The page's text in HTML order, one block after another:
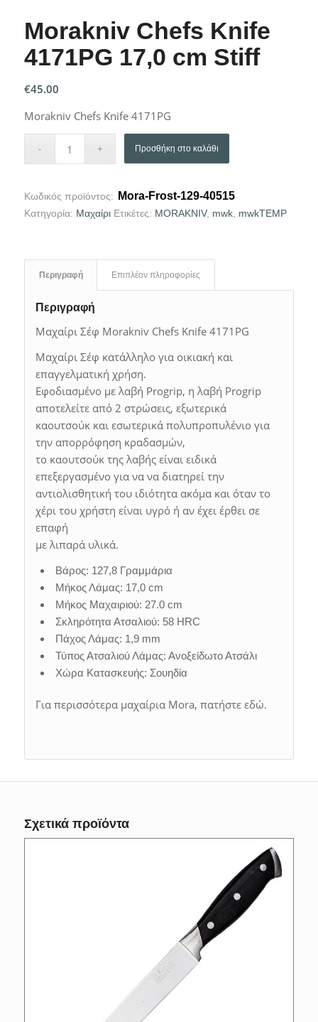
Morakniv Chefs Knife
4171PG 17,0 cm Stiff
€45.00
Morakniv Chefs Knife 4171PG
Προσθήκη στο καλάθι
Κωδικός προϊόντος: Mora-Frost-129-40515
Κατηγορία: Μαχαίρι Ετικέτες: MORAKNIV, mwk, mwkTEMP
Περιγραφή Επιπλέον πληροφορίες
Περιγραφή
Μαχαίρι Σέφ Morakniv Chefs Knife 4171PG
Μαχαίρι Σέφ κατάλληλο για οικιακή και
επαγγελματική χρήση.
Εφοδιασμένο με λαβή Progrip, η λαβή Progrip
αποτελείτε από 2 στρώσεις, εξωτερικά
καουτσούκ και εσωτερικά πολυπροπυλένιο για
την απορρόφηση κραδασμών,
το καουτσούκ της λαβής είναι ειδικά
επεξεργασμένο για να να διατηρεί την
αντιολισθητική του ιδιότητα ακόμα και όταν το
χέρι του χρήστη είναι υγρό ή αν έχει έρθει σε
επαφή
με λιπαρά υλικά.
Βάρος: 127,8 Γραμμάρια
Μήκος Λάμας: 17,0 cm
Μήκος Μαχαιριού: 27.0 cm
Σκληρότητα Ατσαλιού: 58 HRC
Πάχος Λάμας: 1,9 mm
Τύπος Ατσαλιού Λάμας: Ανοξείδωτο Ατσάλι
Χώρα Κατασκευής: Σουηδία
Για περισσότερα μαχαίρια Mora, πατήστε εδώ.
Σχετικά προϊόντα